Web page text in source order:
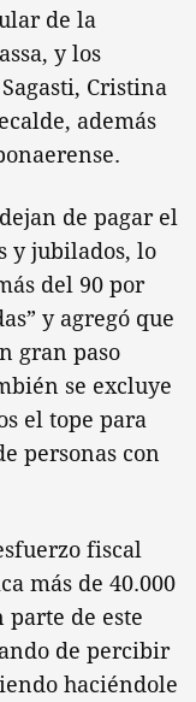
de la
y los
Cristina
además
de pagar el
y jubilados, lo
del 90 por
y agregó que
gran paso
se excluye
el tope para
personas con
fiscal
más de 40.000
parte de este
de percibir
haciéndole